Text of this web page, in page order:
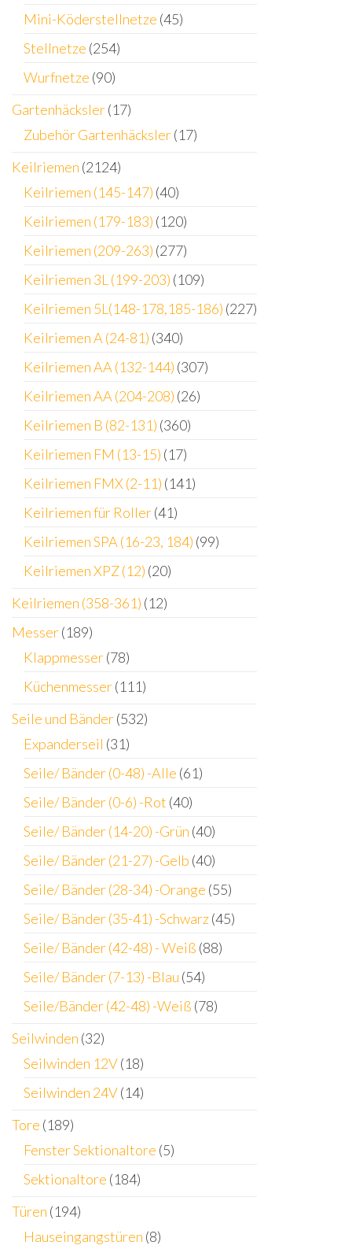
Mini-Köderstellnetze (45)
Stellnetze (254)
Wurfnetze (90)
Gartenhäcksler(17)
Zubehör Gartenhäcksler(17)
Keilriemen (2124)
Keilriemen (145-147) (40)
Keilriemen (179-183) (120)
Keilriemen (209-263) (277)
Keilriemen 3L (199-203) (109)
Keilriemen 5L(148-178,185-186) (227)
Keilriemen A (24-81) (340)
Keilriemen AA (132-144) (307)
Keilriemen AA (204-208) (26)
Keilriemen B (82-131) (360)
Keilriemen FM (13-15) (17)
Keilriemen FMX (2-11) (141)
Keilriemen für Roller(41)
Keilriemen SPA (16-23, 184) (99)
Keilriemen XPZ (12) (20)
Keilriemen (358-361) (12)
Messer(189)
Klappmesser(78)
Küchenmesser(111)
Seile und Bänder(532)
Expanderseil (31)
Seile/ Bänder (0-48) -Alle (61)
Seile/ Bänder (0-6) -Rot (40)
Seile/ Bänder (14-20) -Grün (40)
Seile/ Bänder (21-27) -Gelb (40)
Seile/ Bänder (28-34) -Orange (55)
Seile/ Bänder (35-41) -Schwarz(45)
Seile/ Bänder (42-48) - Weiß (88)
Seile/ Bänder (7-13) -Blau (54)
Seile/Bänder (42-48) -Weiß (78)
Seilwinden (32)
Seilwinden 12V(18)
Seilwinden 24V(14)
Tore (189)
Fenster Sektionaltore (5)
Sektionaltore (184)
Türen (194)
Hauseingangstüren (8)